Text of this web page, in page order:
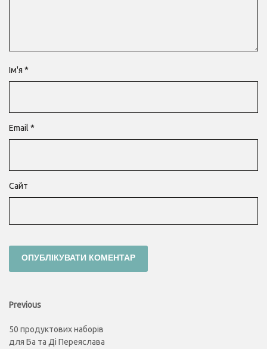
Ім'я *
Email *
Сайт
Навігація
записів
Previous
Previous
50 продуктових наборів
для Ба та Ді Переяслава